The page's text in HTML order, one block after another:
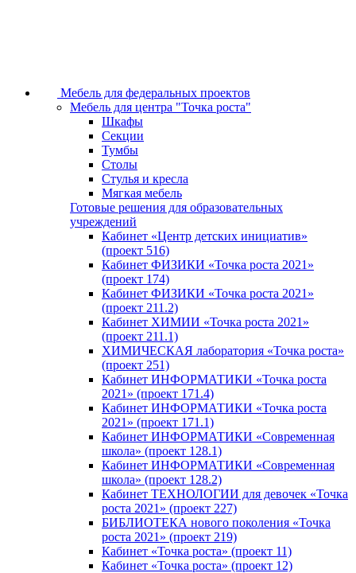
Мебель для федеральных проектов
Мебель для центра "Точка роста"
Шкафы
Секции
Тумбы
Столы
Стулья и кресла
Мягкая мебель
Готовые решения для образовательных
учреждений
Кабинет «Центр детских инициатив»
(проект 516)
Кабинет ФИЗИКИ «Точка роста 2021»
(проект 174)
Кабинет ФИЗИКИ «Точка роста 2021»
(проект 211.2)
Кабинет ХИМИИ «Точка роста 2021»
(проект 211.1)
ХИМИЧЕСКАЯ лаборатория «Точка роста»
(проект 251)
Кабинет ИНФОРМАТИКИ «Точка роста
2021» (проект 171.4)
Кабинет ИНФОРМАТИКИ «Точка роста
2021» (проект 171.1)
Кабинет ИНФОРМАТИКИ «Современная
школа» (проект 128.1)
Кабинет ИНФОРМАТИКИ «Современная
школа» (проект 128.2)
Кабинет ТЕХНОЛОГИИ для девочек «Точка
роста 2021» (проект 227)
БИБЛИОТЕКА нового поколения «Точка
роста 2021» (проект 219)
Кабинет «Точка роста» (проект 11)
Кабинет «Точка роста» (проект 12)